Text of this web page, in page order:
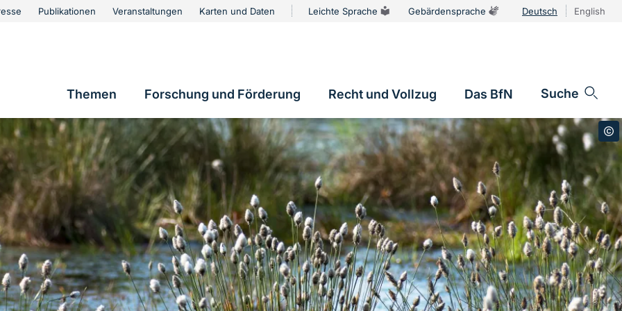
Publikationen Veranstaltungen Karten und Daten Leichte Sprache Gebärdensprache Deutsch English
Hauptnavigation
Themen Forschung und Förderung Recht und Vollzug Das BfN Suche